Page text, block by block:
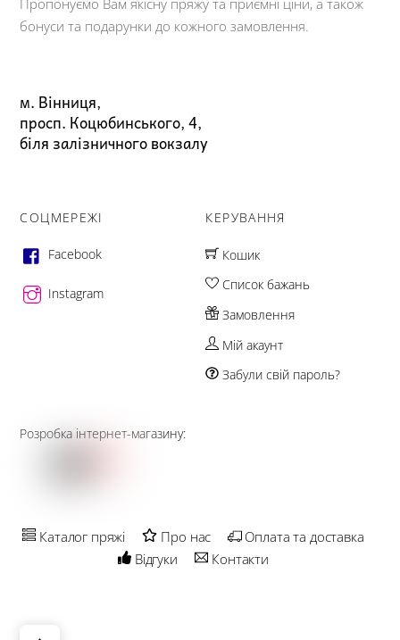
бонуси та подарунки до кожного замовлення.
м. Вінниця,
просп. Коцюбинського, 4,
біля залізничного вокзалу
СОЦМЕРЕЖІ
Facebook
Instagram
КЕРУВАННЯ
Кошик
Список бажань
Замовлення
Мій акаунт
Забули свій пароль?
Розробка інтернет-магазину:
Каталог пряжі Про нас
Оплата та доставка
Відгуки
Контакти